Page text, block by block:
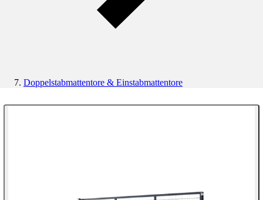
Doppelstabmattentore & Einstabmattentore